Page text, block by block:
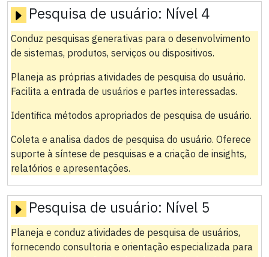
Pesquisa de usuário: Nível 4
Conduz pesquisas generativas para o desenvolvimento
de sistemas, produtos, serviços ou dispositivos.
Planeja as próprias atividades de pesquisa do usuário.
Facilita a entrada de usuários e partes interessadas.
Identifica métodos apropriados de pesquisa de usuário.
Coleta e analisa dados de pesquisa do usuário. Oferece
suporte à síntese de pesquisas e a criação de insights,
relatórios e apresentações.
Pesquisa de usuário: Nível 5
Planeja e conduz atividades de pesquisa de usuários,
fornecendo consultoria e orientação especializada para